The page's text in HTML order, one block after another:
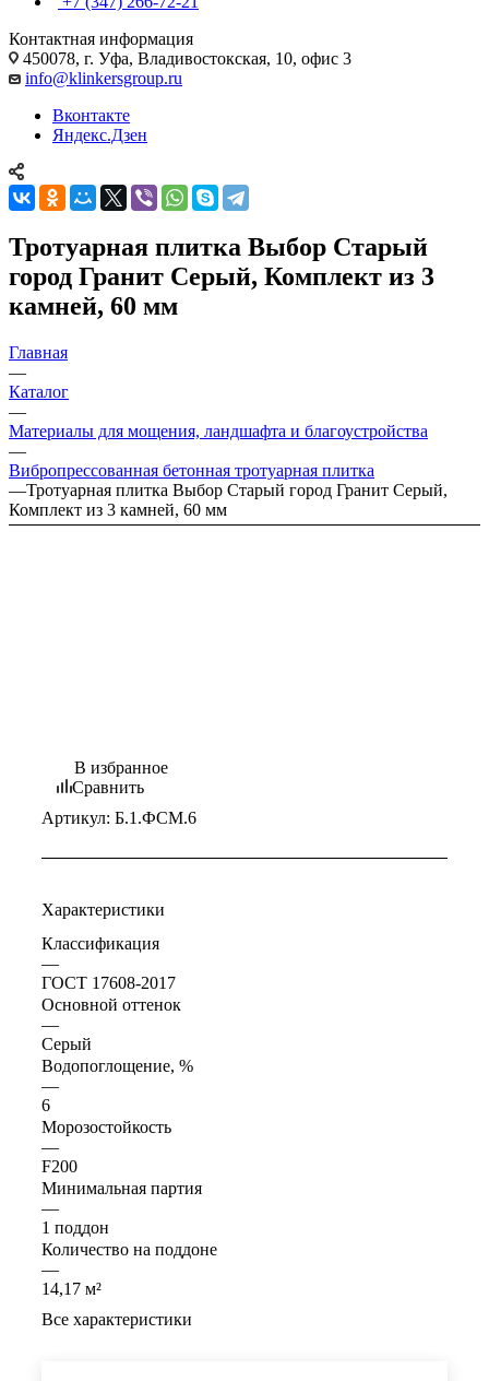
Контактная информация
450078, г. Уфа, Владивостокская, 10, офис 3
info@klinkersgroup.ru
Вконтакте
Яндекс.Дзен
Тротуарная плитка Выбор Старый
город Гранит Серый, Комплект из 3
камней, 60 мм
Главная
—
Каталог
—
Материалы для мощения, ландшафта и благоустройства
—
Вибропрессованная бетонная тротуарная плитка
—Тротуарная плитка Выбор Старый город Гранит Серый,
Комплект из 3 камней, 60 мм
В избранное
Сравнить
Артикул: Б.1.ФСМ.6
Характеристики
Классификация
—
ГОСТ 17608-2017
Основной оттенок
—
Серый
Водопоглощение, %
—
6
Морозостойкость
—
F200
Минимальная партия
—
1 поддон
Количество на поддоне
—
14,17 м²
Все характеристики